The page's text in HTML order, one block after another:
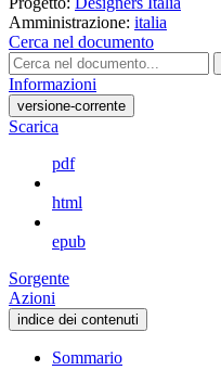
Amministrazione: italia
Cerca nel documento
Informazioni
versione-corrente
Scarica
pdf
html
epub
Sorgente
Azioni
indice dei contenuti
Sommario